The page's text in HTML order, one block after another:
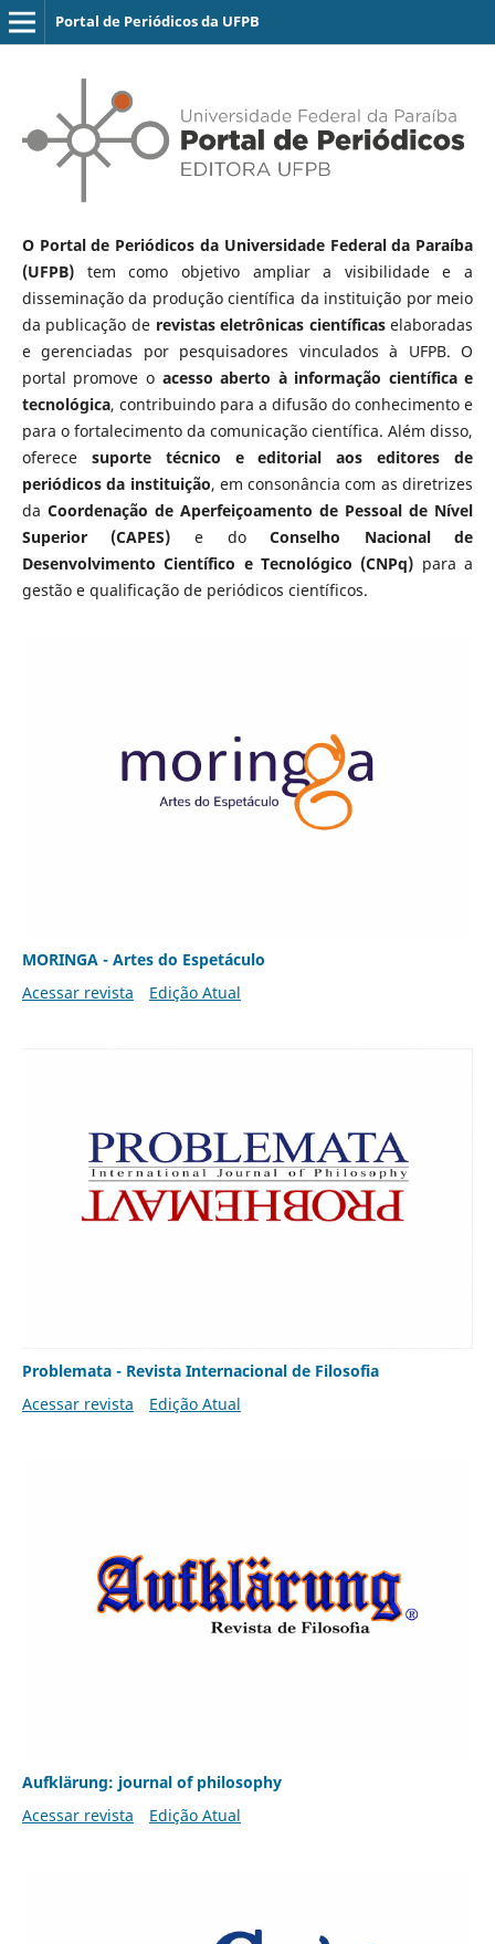
Portal de Periódicos da UFPB
O Portal de Periódicos da Universidade Federal da Paraíba
(UFPB)tem como objetivo ampliar a visibilidade e a
disseminação da produção científica da instituição por meio
da publicação de revistas eletrônicas científicaselaboradas
e gerenciadas por pesquisadores vinculados à UFPB. O
portal promove o acesso aberto à informação científica e
tecnológica, contribuindo para a difusão do conhecimento e
para o fortalecimento da comunicação científica. Além disso,
oferece suporte técnico e editorial aos editores de
periódicos da instituição, em consonância com as diretrizes
da Coordenação de Aperfeiçoamento de Pessoal de Nível
Superior (CAPES) e doConselho Nacional de
Desenvolvimento Científico e Tecnológico (CNPq) para a
gestão e qualificação de periódicos científicos.
MORINGA - Artes do Espetáculo
Acessar revista
Edição Atual
Problemata - Revista Internacional de Filosofia
Acessar revista
Edição Atual
Aufklärung: journal of philosophy
Acessar revista
Edição Atual